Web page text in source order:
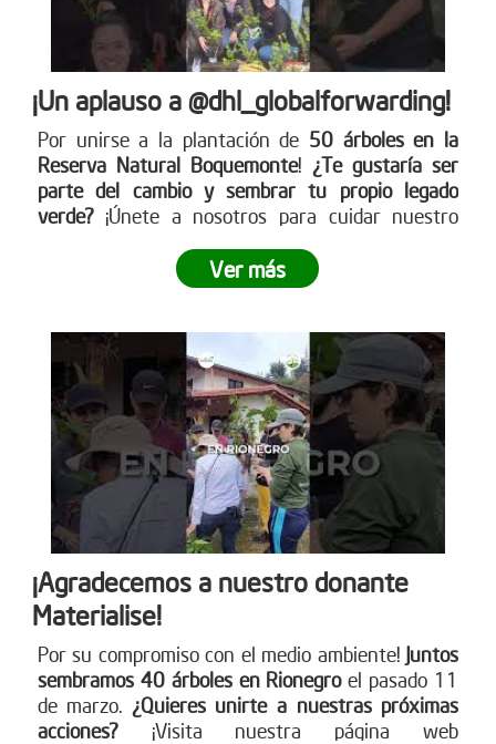
¡Un aplauso a @dhl_globalforwarding!
Por unirse a la plantación de 50 árboles en la
Reserva Natural Boquemonte! ¿Te gustaría ser
parte del cambio y sembrar tu propio legado
verde?¡Únete a nosotros para cuidar nuestro
www.reddearboles.orgVer más
¡Agradecemos a nuestro donante
Materialise!
Por su compromiso con el medio ambiente! Juntos
sembramos 40 árboles en Rionegroel pasado 11
de marzo. ¿Quieres unirte a nuestras próximas
acciones?¡Visita nuestra página web